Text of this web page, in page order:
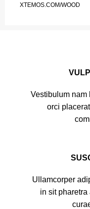
XTEMOS.COM/WOOD
Vestibulum nam
orci
Ullamcorper
in sit